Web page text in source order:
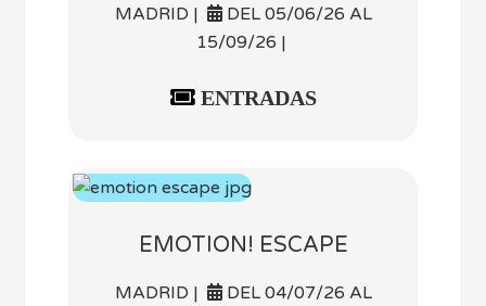
MADRID |
DEL 05/06/26 AL
15/09/26 |
ENTRADAS
EMOTION! ESCAPE
MADRID |
DEL 04/07/26 AL